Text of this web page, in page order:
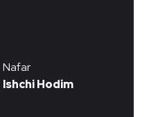
Nafar
Ishchi Hodim